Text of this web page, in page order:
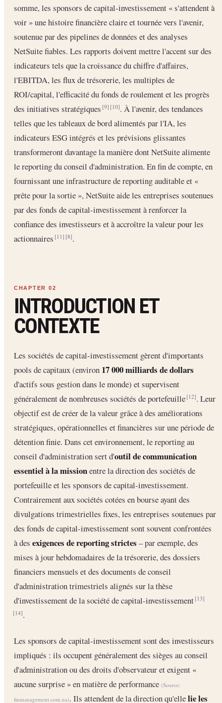
somme, les sponsors de capital-investissement « s'attendent à
voir » une histoire financière claire et tournée vers l'avenir,
soutenue par des pipelines de données et des analyses
NetSuite fiables. Les rapports doivent mettre l'accent sur des
indicateurs tels que la croissance du chiffre d'affaires,
l'EBITDA, les flux de trésorerie, les multiples de
ROI/capital, l'efficacité du fonds de roulement et les progrès
des initiatives stratégiques[9] [10]. À l'avenir, des tendances
telles que les tableaux de bord alimentés par l'IA, les
indicateurs ESG intégrés et les prévisions glissantes
transformeront davantage la manière dont NetSuite alimente
le reporting du conseil d'administration. En fin de compte, en
fournissant une infrastructure de reporting auditable et «
prête pour la sortie », NetSuite aide les entreprises soutenues
par des fonds de capital-investissement à renforcer la
confiance des investisseurs et à accroître la valeur pour les
actionnaires[11] [8].
INTRODUCTION ET
CONTEXTE
Les sociétés de capital-investissement gèrent d'importants
pools de capitaux (environ 17 000 milliards de dollars
d'actifs sous gestion dans le monde) et supervisent
généralement de nombreuses sociétés de portefeuille[12]. Leur
objectif est de créer de la valeur grâce à des améliorations
stratégiques, opérationnelles et financières sur une période de
détention finie. Dans cet environnement, le reporting au
conseil d'administration sert d'outil de communication
essentiel à la missionentre la direction des sociétés de
portefeuille et les sponsors de capital-investissement.
Contrairement aux sociétés cotées en bourse ayant des
divulgations trimestrielles fixes, les entreprises soutenues par
des fonds de capital-investissement sont souvent confrontées
à des exigences de reporting strictes – par exemple, des
mises à jour hebdomadaires de la trésorerie, des dossiers
financiers mensuels et des documents de conseil
d'administration trimestriels alignés sur la thèse
d'investissement de la société de capital-investissement[13]
[14].
Les sponsors de capital-investissement sont des investisseurs
impliqués : ils occupent généralement des sièges au conseil
d'administration ou des droits d'observateur et exigent «
aucune surprise » en matière de performance (Source:
finmanagement.com.ua). Ils attendent de la direction qu'ellelie les